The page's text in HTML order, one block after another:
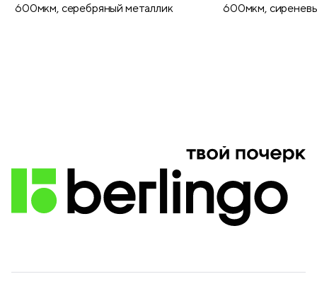
600мкм, серебряный металлик
600мкм,